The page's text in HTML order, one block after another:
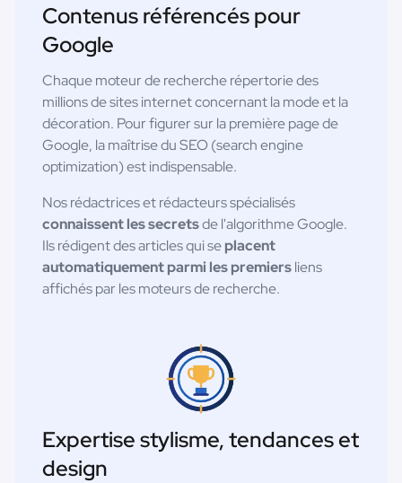
Contenus référencés pour
Google
Chaque moteur de recherche répertorie des
millions de sites internet concernant la mode et la
décoration. Pour figurer sur la première page de
Google, la maîtrise du SEO (search engine
optimization) est indispensable.
Nos rédactrices et rédacteurs spécialisés
connaissent les secretsde l'algorithme Google.
Ils rédigent des articles qui seplacent
automatiquement parmi les premiersliens
affichés par les moteurs de recherche.
Expertise stylisme, tendances et
design